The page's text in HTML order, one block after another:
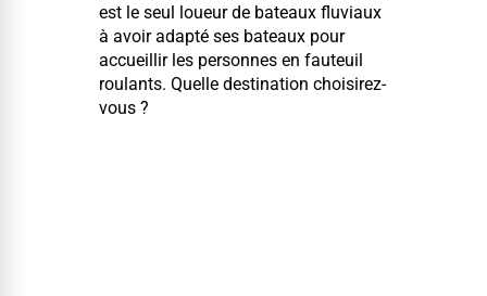
est le seul loueur de bateaux flu­vi­aux
à avoir adap­té ses bateaux pour
accueil­lir les per­son­nes en fau­teuil
roulants. Quelle des­ti­na­tion choisirez-
vous ?